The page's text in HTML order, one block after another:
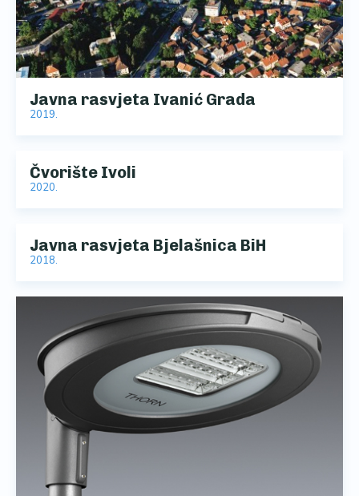
Javna rasvjeta Ivanić Grada
2019.
Čvorište Ivoli
2020.
Javna rasvjeta Bjelašnica BiH
2018.